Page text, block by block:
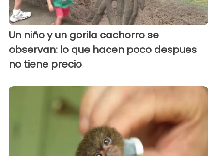
Un niño y un gorila cachorro se
observan: lo que hacen poco despues
no tiene precio